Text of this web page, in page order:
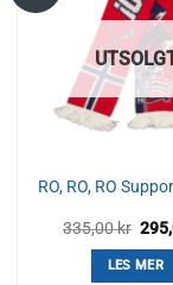
RO, RO, RO
335,00kr
var:
LES MER